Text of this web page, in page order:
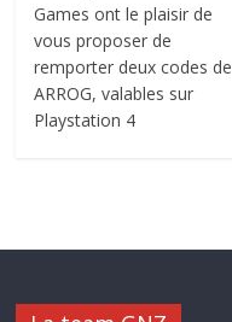
Games ont le plaisir de
vous proposer de
remporter deux codes de
ARROG, valables sur
Playstation 4